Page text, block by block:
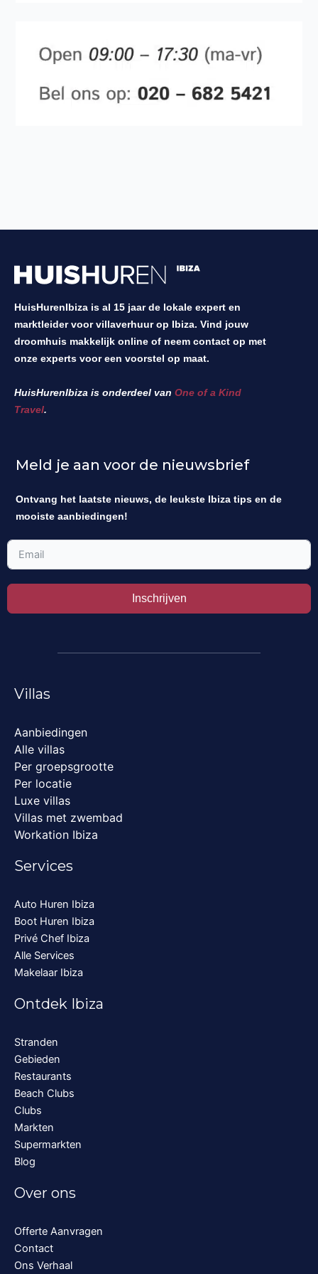
HuisHurenIbiza is al 15 jaar de lokale expert en
marktleider voor villaverhuur op Ibiza. Vind jouw
droomhuis makkelijk online of neem contact op met
onze experts voor een voorstel op maat.
HuisHurenIbiza is onderdeel van One of a Kind
Travel.
Meld je aan voor de nieuwsbrief
Ontvang het laatste nieuws, de leukste Ibiza tips en de
mooiste aanbiedingen!
Inschrijven
Villas
Aanbiedingen
Alle villas
Per groepsgrootte
Per locatie
Luxe villas
Villas met zwembad
Workation Ibiza
Services
Auto Huren Ibiza
Boot Huren Ibiza
Privé Chef Ibiza
Alle Services
Makelaar Ibiza
Ontdek Ibiza
Stranden
Gebieden
Restaurants
Beach Clubs
Clubs
Markten
Supermarkten
Blog
Over ons
Offerte Aanvragen
Contact
Ons Verhaal